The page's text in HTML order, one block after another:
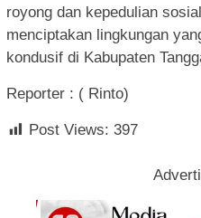
royong dan kepedulian
menciptakan lingkungan
kondusif di Kabupaten
Reporter : ( Rinto)
Post Views: 397